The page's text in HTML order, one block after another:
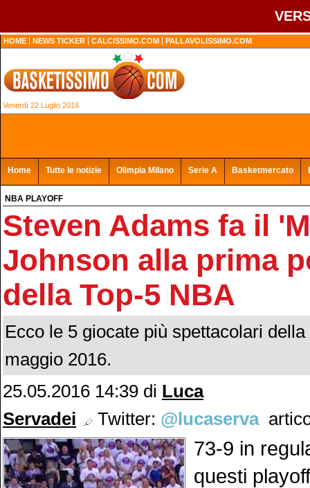
HOME NEWS TICKER CALCISSIMO.COM PALLAVOLISSIMO.COM
Venerdì 22 Luglio 2016
Home Tutte le notizie Olimpia Milano Serie A Basketmercato
NBA PLAYOFF
Steven Adams fa il
Johnson alla prima
della Top-5 NBA
Ecco le 5 giocate più spettacolari
maggio 2016.
25.05.2016 14:39 di Luca
Servadei
Twitter: @lucaserva
73-9 in
questi